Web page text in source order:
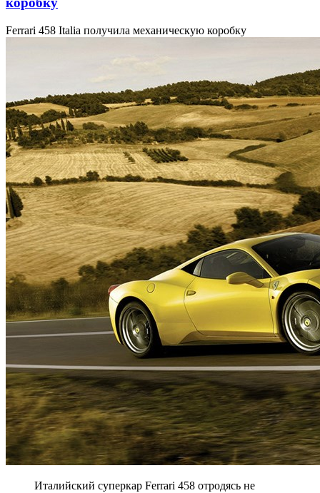
Ferrari 458 Italia получила механическую коробку
Италийский суперкар Ferrari 458 отродясь не